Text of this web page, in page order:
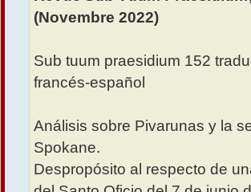
(Novembre 2022)
Sub tuum praesidium 152
francés-español
Análisis sobre Pivarunas y la
Spokane.
Despropósito al respecto de